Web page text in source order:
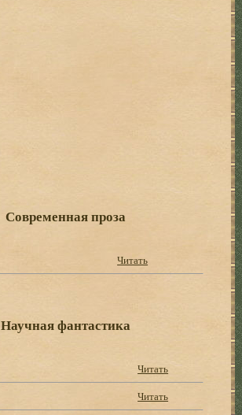
Современная проза
Читать
Научная фантастика
Читать
Читать